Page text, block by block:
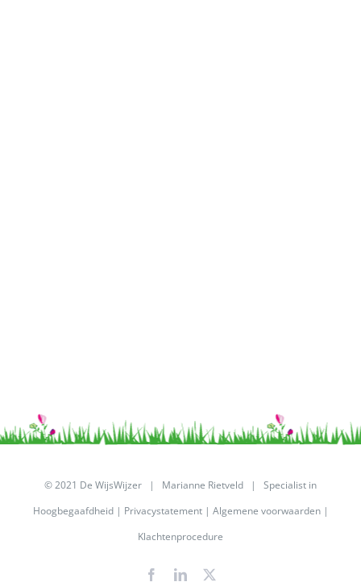
© 2021 De WijsWijzer | Marianne Rietveld | Specialist in
Hoogbegaafdheid | Privacystatement| Algemene voorwaarden|
Klachtenprocedure
FacebookLinkedIn